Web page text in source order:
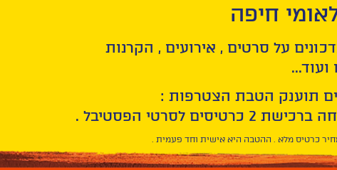
חיפה
על סרטים , אירועים , הקרנות
ועוד...
תוענק הטבת הצטרפות :
כרטיס מלא . ההטבה היא אישית וחד פעמית .